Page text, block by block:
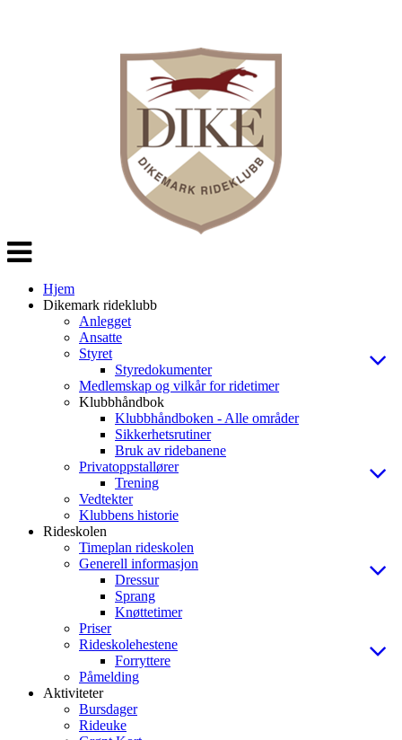
Veksle
navigasjon
Hjem
Dikemark rideklubb
Anlegget
Ansatte
Styret
Styredokumenter
Medlemskap og vilkår for ridetimer
Klubbhåndbok
Klubbhåndboken - Alle områder
Sikkerhetsrutiner
Bruk av ridebanene
Privatoppstallører
Trening
Vedtekter
Klubbens historie
Rideskolen
Timeplan rideskolen
Generell informasjon
Dressur
Sprang
Knøttetimer
Priser
Rideskolehestene
Forryttere
Påmelding
Aktiviteter
Bursdager
Rideuke